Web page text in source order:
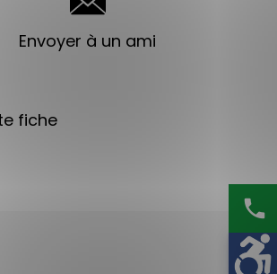
Envoyer à un ami
fiche
phone